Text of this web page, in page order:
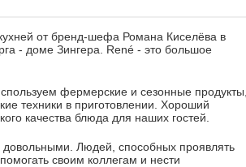
от бренд-шефа Романа Киселёва в
- доме Зингера. René - это большое
фермерские и сезонные продукты,
техники в приготовлении. Хороший
качества блюда для наших гостей.
Людей, способных проявлять
своим коллегам и нести